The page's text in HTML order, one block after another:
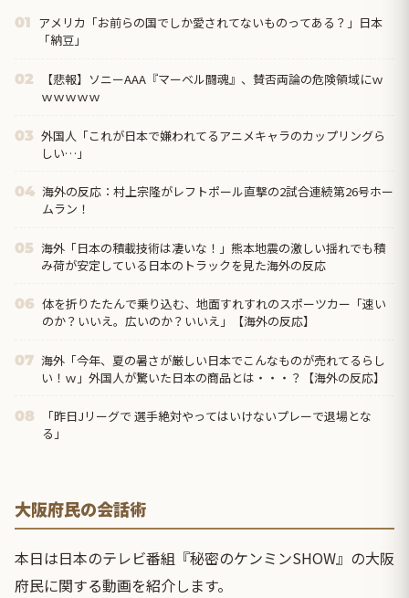
01 アメリカ「お前らの国でしか愛されてないものってある？」日本
「納豆」
02
【悲報】ソニーAAA『マーベル闘魂』、賛否両論の危険領域にｗ
ｗｗｗｗｗ
03 外国人「これが日本で嫌われてるアニメキャラのカップリングら
しい…」
04 海外の反応：村上宗隆がレフトポール直撃の2試合連続第26号ホー
ムラン！
05 海外「日本の積載技術は凄いな！」熊本地震の激しい揺れでも積
み荷が安定している日本のトラックを見た海外の反応
06 体を折りたたんで乗り込む、地面すれすれのスポーツカー「速い
のか？いいえ。広いのか？いいえ」【海外の反応】
07 海外「今年、夏の暑さが厳しい日本でこんなものが売れてるらし
い！ｗ」外国人が驚いた日本の商品とは・・・？【海外の反応】
08
「昨日Jリーグで 選手絶対やってはいけないプレーで退場とな
る」
大阪府民の会話術
本日は日本のテレビ番組『秘密のケンミンSHOW』の大阪
府民に関する動画を紹介します。